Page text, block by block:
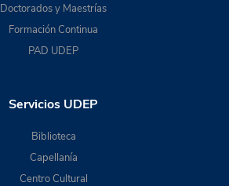
Doctorados y Maestrías
Formación Continua
PAD UDEP
Servicios UDEP
Biblioteca
Capellanía
Centro Cultural